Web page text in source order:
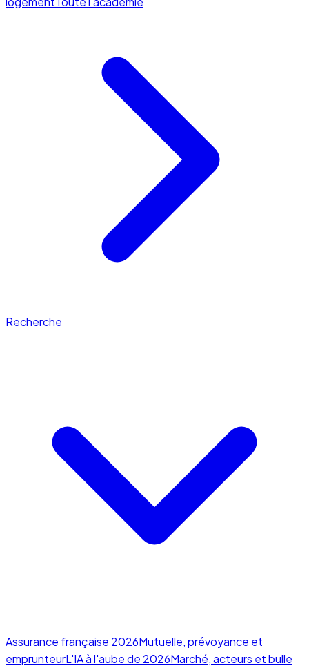
Recherche
Assurance française 2026Mutuelle, prévoyance et
emprunteurL'IA à l'aube de 2026Marché, acteurs et bulle